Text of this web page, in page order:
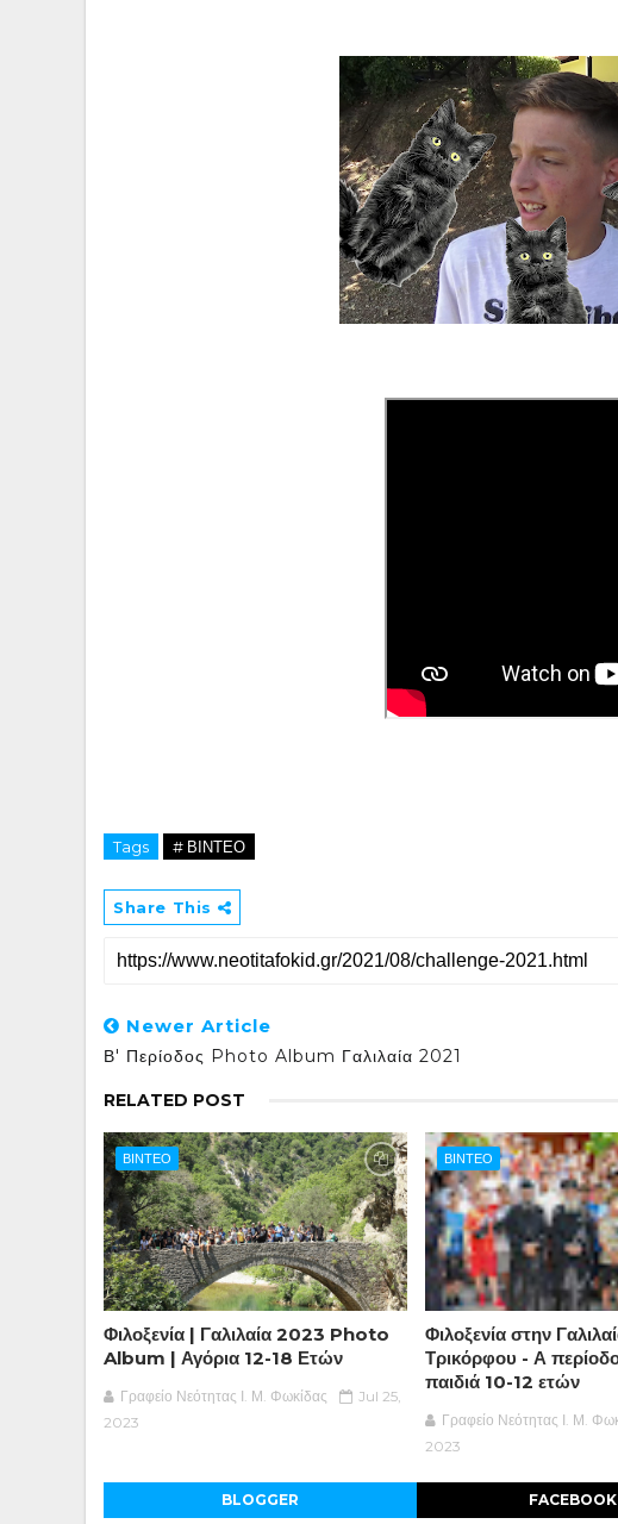
Tags # ΒΙΝΤΕΟ
Share This
Newer Article
Β' Περίοδος Photo Album Γαλιλαία 2021
RELATED POST
ΒΙΝΤΕΟ
Φιλοξενία | Γαλιλαία 2023 Photo
Album | Αγόρια 12-18 Ετών
Γραφείο Νεότητας Ι. Μ. Φωκίδας
Jul 25,
2023
ΒΙΝΤΕΟ
Φιλοξενία στην
Τρικόρφου - Α
παιδιά 10-12 ετών
Γραφείο Νεότητας Ι. Μ.
2023
BLOGGER FACEBOOK